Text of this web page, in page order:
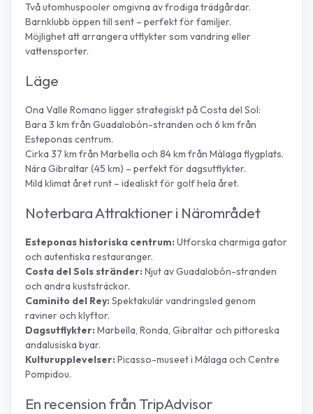
Två utomhuspooler omgivna av frodiga trädgårdar.
Barnklubb öppen till sent – perfekt för familjer.
Möjlighet att arrangera utflykter som vandring eller
vattensporter.
Läge
Ona Valle Romano ligger strategiskt på Costa del Sol:
Bara 3 km från Guadalobón-stranden och 6 km från
Esteponas centrum.
Cirka 37 km från Marbella och 84 km från Málaga flygplats.
Nära Gibraltar (45 km) – perfekt för dagsutflykter.
Mild klimat året runt – idealiskt för golf hela året.
Noterbara Attraktioner i Närområdet
Esteponas historiska centrum:Utforska charmiga gator
och autentiska restauranger.
Costa del Sols stränder:Njut av Guadalobón-stranden
och andra kuststräckor.
Caminito del Rey:Spektakulär vandringsled genom
raviner och klyftor.
Dagsutflykter:Marbella, Ronda, Gibraltar och pittoreska
andalusiska byar.
Kulturupplevelser:Picasso-museet i Málaga och Centre
Pompidou.
En recension från TripAdvisor